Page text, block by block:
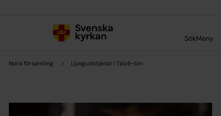
SökMeny
Nora församling Ljusgudstjänst i Taizé-ton